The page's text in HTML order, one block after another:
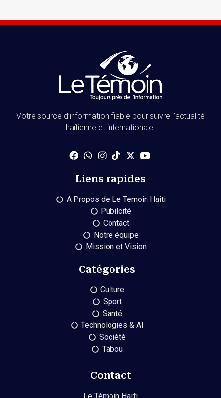
Votre source d’information fiable pour suivre l’actualité
haïtienne et internationale.
Liens rapides
A Propos de Le Temoin Haiti
Pubilcité
Contact
Notre équipe
Mission et Vision
Catégories
Culture
Sport
Santé
Technologies & AI
Société
Tabou
Contact
Le Témoin Haïti